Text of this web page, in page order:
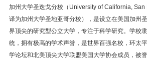
加州大学圣迭戈分校（University of California,
译为加州大学圣地亚哥分校），是设立在美国加州
界顶尖的研究型公立大学，专注于科学研究。学校
统，拥有极高的学术声誉，是世界百强名校，环太
学论坛和北美顶尖大学联盟美国大学协会成员，被